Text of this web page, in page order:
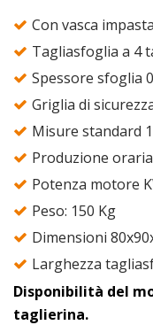
Con vasca
Tagliasfoglia a 4
Spessore sfoglia
Griglia di
Misure standard
Produzione
Potenza motore
Peso: 150 Kg
Dimensioni
Larghezza
Disponibilità del
taglierina.